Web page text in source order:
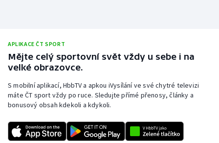
APLIKACE ČT SPORT
Mějte celý sportovní svět vždy u sebe i na
velké obrazovce.
S mobilní aplikací, HbbTV a apkou iVysílání ve své chytré televizi
máte ČT sport vždy po ruce. Sledujte přímé přenosy, články a
bonusový obsah kdekoli a kdykoli.